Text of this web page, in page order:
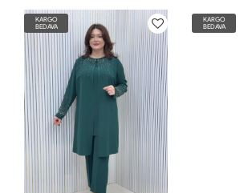
KARGO
BEDAVA
KARGO
BEDAVA